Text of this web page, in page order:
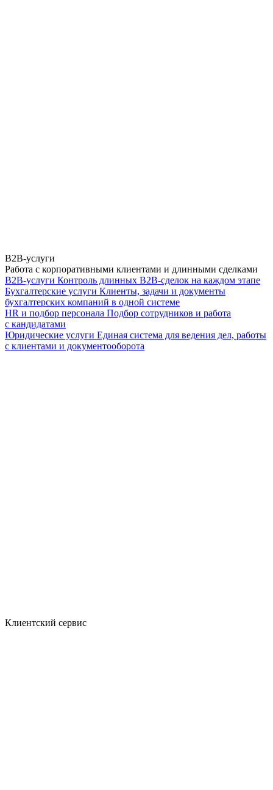
B2B-услуги
Работа с корпоративными клиентами и длинными сделками
B2B-услуги Контроль длинных B2B-сделок на каждом этапе
Бухгалтерские услуги Клиенты, задачи и документы
бухгалтерских компаний в одной системе
HR и подбор персонала Подбор сотрудников и работа
с кандидатами
Юридические услуги Единая система для ведения дел, работы
с клиентами и документооборота
Клиентский сервис